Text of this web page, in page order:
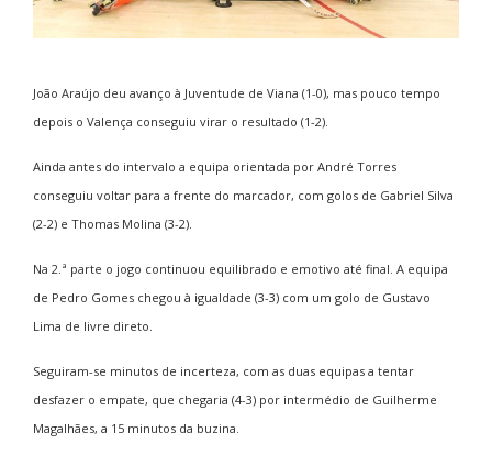
João Araújo deu avanço à Juventude de Viana (1-0), mas pouco tempo
depois o Valença conseguiu virar o resultado (1-2).
Ainda antes do intervalo a equipa orientada por André Torres
conseguiu voltar para a frente do marcador, com golos de Gabriel Silva
(2-2) e Thomas Molina (3-2).
Na 2.ª parte o jogo continuou equilibrado e emotivo até final. A equipa
de Pedro Gomes chegou à igualdade (3-3) com um golo de Gustavo
Lima de livre direto.
Seguiram-se minutos de incerteza, com as duas equipas a tentar
desfazer o empate, que chegaria (4-3) por intermédio de Guilherme
Magalhães, a 15 minutos da buzina.